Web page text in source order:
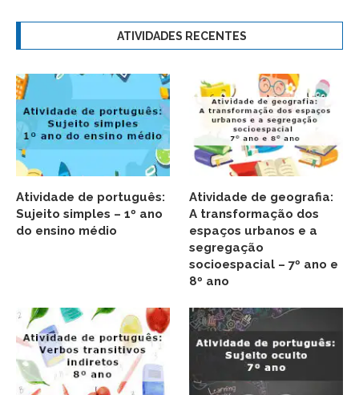
ATIVIDADES RECENTES
Atividade de português:
Sujeito simples – 1º ano
do ensino médio
Atividade de geografia:
A transformação dos
espaços urbanos e a
segregação
socioespacial – 7º ano e
8º ano